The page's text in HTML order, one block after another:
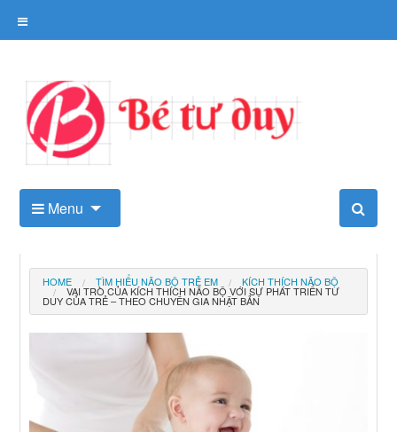
Kho tài liệu tư duy cho trẻ
Menu
HOME TÌM HIỂU NÃO BỘ TRẺ EM KÍCH THÍCH NÃO BỘ
VAI TRÒ CỦA KÍCH THÍCH NÃO BỘ VỚI SỰ PHÁT TRIỂN TƯ
DUY CỦA TRẺ – THEO CHUYÊN GIA NHẬT BẢN